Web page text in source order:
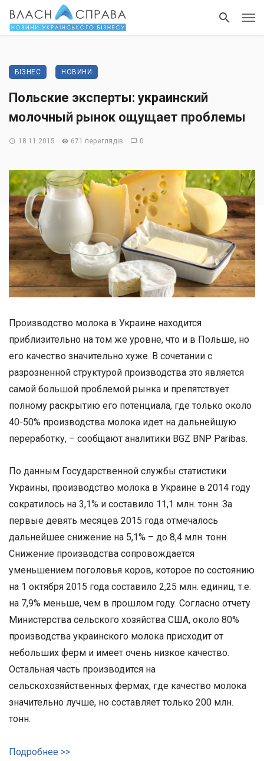
БІЗНЕС НОВИНИ
Польские эксперты: украинский
молочный рынок ощущает проблемы
18.11.2015 671 переглядів 0
Производство молока в Украине находится
приблизительно на том же уровне, что и в Польше, но
его качество значительно хуже. В сочетании с
разрозненной структурой производства это является
самой большой проблемой рынка и препятствует
полному раскрытию его потенциала, где только около
40-50% производства молока идет на дальнейшую
переработку, – сообщают аналитики BGZ BNP Paribas.
По данным Государственной службы статистики
Украины, производство молока в Украине в 2014 году
сократилось на 3,1% и составило 11,1 млн. тонн. За
первые девять месяцев 2015 года отмечалось
дальнейшее снижение на 5,1% – до 8,4 млн. тонн.
Снижение производства сопровождается
уменьшением поголовья коров, которое по состоянию
на 1 октября 2015 года составило 2,25 млн. единиц, т.е.
на 7,9% меньше, чем в прошлом году. Согласно отчету
Министерства сельского хозяйства США, около 80%
производства украинского молока присходит от
небольших ферм и имеет очень низкое качество.
Остальная часть производится на
сельскохозяйственных фермах, где качество молока
значительно лучше, но составляет только 200 млн.
тонн.
Подробнее >>